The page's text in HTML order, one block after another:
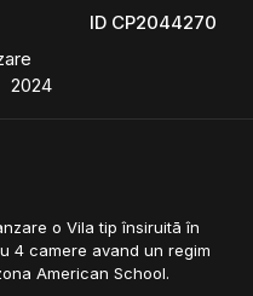
ID CP2044270
2024
o Vila tip însiruitā în
4 camere avand un regim
American School.